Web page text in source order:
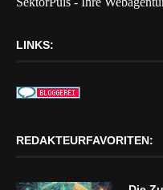
LINKS:
REDAKTEURFAVORITEN: